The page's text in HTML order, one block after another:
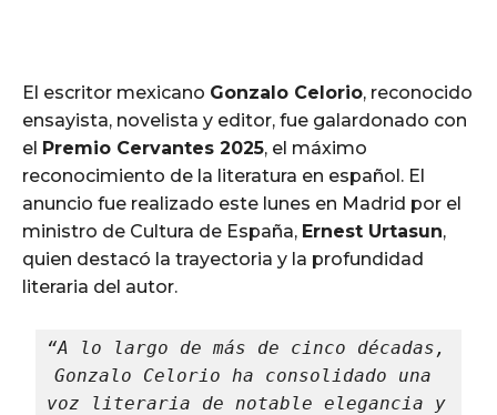
El escritor mexicano Gonzalo Celorio, reconocido
ensayista, novelista y editor, fue galardonado con
el Premio Cervantes 2025, el máximo
reconocimiento de la literatura en español. El
anuncio fue realizado este lunes en Madrid por el
ministro de Cultura de España, Ernest Urtasun,
quien destacó la trayectoria y la profundidad
literaria del autor.
“A lo largo de más de cinco décadas,
Gonzalo Celorio ha consolidado una
voz literaria de notable elegancia y